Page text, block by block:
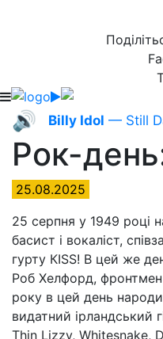
🔊 Billy Idol — Still
Рок-
25.08.2025
25 серпня у 1949 році
басист і вокаліст,
гурту КІSS! В цей же
Роб Хелфорд,
року в цей день
видатний ірландський
Thin Lizzy, Whitesnake,